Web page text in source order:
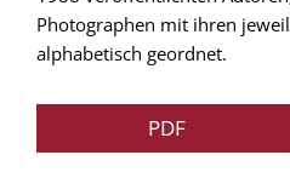
Photographen mit ihren
alphabetisch geordnet.
PDF